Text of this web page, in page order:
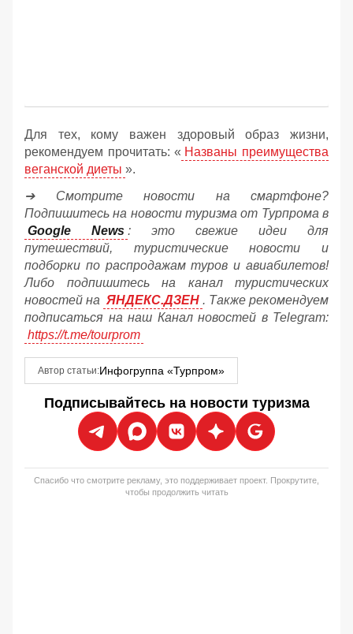
Для тех, кому важен здоровый образ жизни,
рекомендуем прочитать: « Названы преимущества
веганской диеты ».
➔ Смотрите новости на смартфоне?
Подпишитесь на новости туризма от Турпрома в
Google News : это свежие идеи для
путешествий, туристические новости и
подборки по распродажам туров и авиабилетов!
Либо подпишитесь на канал туристических
новостей на ЯНДЕКС.ДЗЕН . Также рекомендуем
подписаться на наш Канал новостей в Telegram:
https://t.me/tourprom
Автор статьи:Инфогруппа «Турпром»
Подписывайтесь на новости туризма
Спасибо что смотрите рекламу, это поддерживает проект. Прокрутите,
чтобы продолжить читать